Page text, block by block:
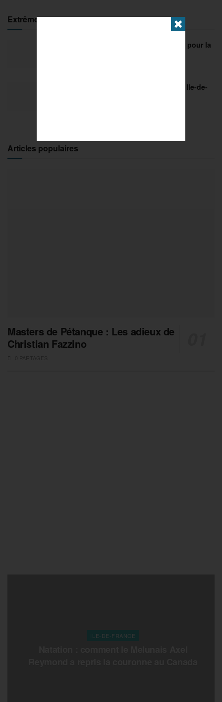
Extrême
FISE Montpellier 2026 : de l’innovation pour la
Sports Extrêmes : le FISE débarque en Ile-de-
Articles populaires
Masters de Pétanque : Les adieux de
Christian Fazzino
ILE-DE-FRANCE
✖